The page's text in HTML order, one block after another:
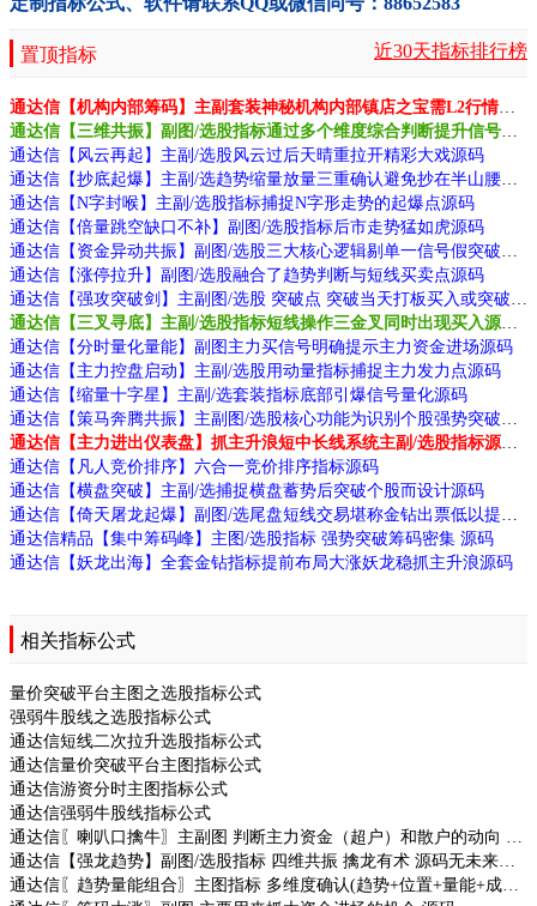
置顶指标 近30天指标排行榜
通达信【机构内部筹码】主副套装神秘机构内部镇店之宝需L2行情支持源码
通达信【风云再起】主副/选股风云过后天晴重拉开精彩大戏源码
通达信【N字封喉】主副/选股指标捕捉N字形走势的起爆点源码
通达信【倍量跳空缺口不补】副图/选股指标后市走势猛如虎源码
通达信【涨停拉升】副图/选股融合了趋势判断与短线买卖点源码
通达信【分时量化量能】副图主力买信号明确提示主力资金进场源码
通达信【主力控盘启动】主副/选股用动量指标捕捉主力发力点源码
通达信【缩量十字星】主副/选套装指标底部引爆信号量化源码
通达信【凡人竞价排序】六合一竞价排序指标源码
通达信【横盘突破】主副/选捕捉横盘蓄势后突破个股而设计源码
通达信精品【集中筹码峰】主图/选股指标 强势突破筹码密集 源码
通达信【妖龙出海】全套金钻指标提前布局大涨妖龙稳抓主升浪源码
相关指标公式
量价突破平台主图之选股指标公式
强弱牛股线之选股指标公式
通达信短线二次拉升选股指标公式
通达信量价突破平台主图指标公式
通达信游资分时主图指标公式
通达信强弱牛股线指标公式